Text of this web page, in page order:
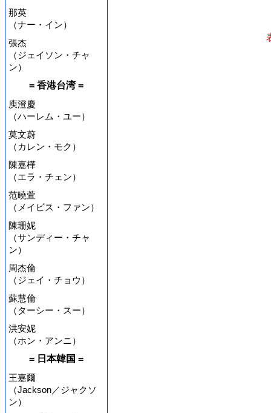
那英
（ナー・イン）
張杰
（ジェイソン・チャ
ン）
= 香港台湾 =
庾澄慶
（ハーレム・ユー）
莫文蔚
（カレン・モク）
陳嘉樺
（エラ・チェン）
范曉萱
（メイビス・ファン）
陳珊妮
（サンディー・チャ
ン）
周杰倫
（ジェイ・チョウ）
蘇慧倫
（ターシー・スー）
洪安妮
（ホン・アンニ）
= 日本韓国 =
王嘉爾
（Jackson／ジャクソ
ン）